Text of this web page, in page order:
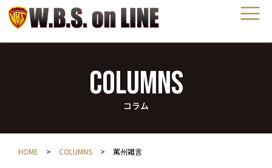
COLUMNS
コラム
HOME > COLUMNS > 罵州雑言